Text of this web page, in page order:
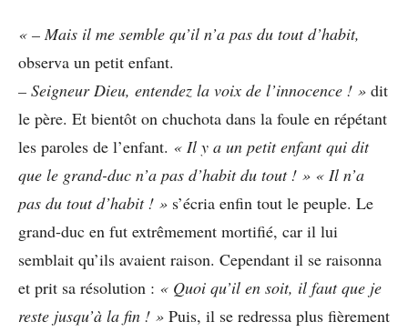
« – Mais il me semble qu’il n’a pas du tout d’habit,
observa un petit enfant.
– Seigneur Dieu, entendez la voix de l’innocence ! » dit
le père. Et bientôt on chuchota dans la foule en répétant
les paroles de l’enfant. « Il y a un petit enfant qui dit
que le grand-duc n’a pas d’habit du tout ! » « Il n’a
pas du tout d’habit ! » s’écria enfin tout le peuple. Le
grand-duc en fut extrêmement mortifié, car il lui
semblait qu’ils avaient raison. Cependant il se raisonna
et prit sa résolution : « Quoi qu’il en soit, il faut que je
reste jusqu’à la fin ! » Puis, il se redressa plus fièrement